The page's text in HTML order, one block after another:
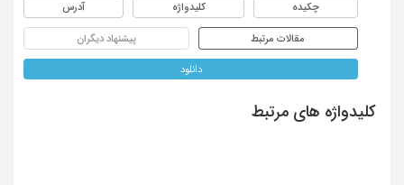
چکیده کلیدواژه آدرس
مقالات مرتبط پیشنهاد دیگران
دانلود
کلیدواژه های مرتبط